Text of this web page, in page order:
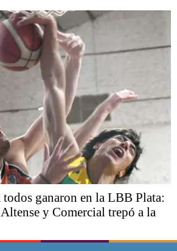
ganaron en la LBB Plata:
y Comercial trepó a la